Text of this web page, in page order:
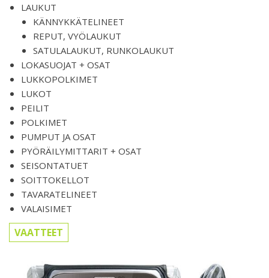
LAUKUT
KÄNNYKKÄTELINEET
REPUT, VYÖLAUKUT
SATULALAUKUT, RUNKOLAUKUT
LOKASUOJAT + OSAT
LUKKOPOLKIMET
LUKOT
PEILIT
POLKIMET
PUMPUT JA OSAT
PYÖRÄILYMITTARIT + OSAT
SEISONTATUET
SOITTOKELLOT
TAVARATELINEET
VALAISIMET
VAATTEET